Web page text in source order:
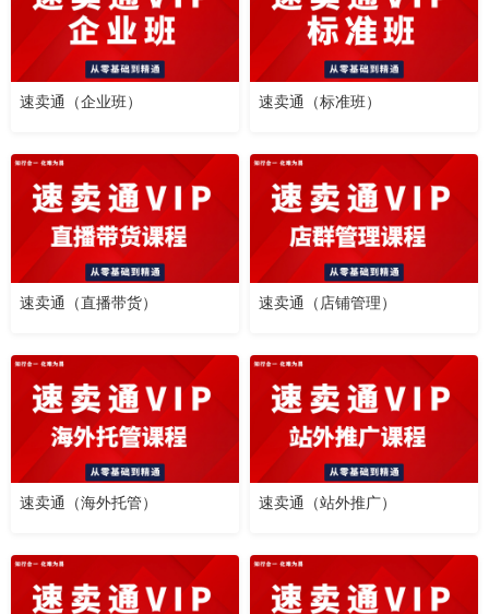
速卖通（企业班） 速卖通（标准班）
速卖通（直播带货） 速卖通（店铺管理）
速卖通（海外托管） 速卖通（站外推广）